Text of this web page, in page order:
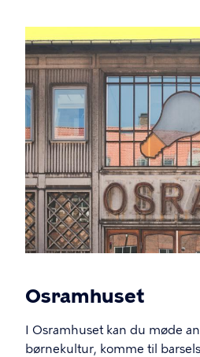
Billede
Osramhuset
I Osramhuset kan du møde
børnekultur, komme til